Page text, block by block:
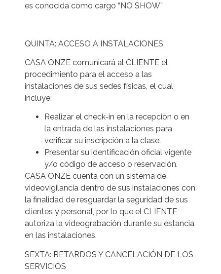
es conocida como cargo “NO SHOW”
QUINTA: ACCESO A INSTALACIONES
CASA ONZE comunicará al CLIENTE el
procedimiento para el acceso a las
instalaciones de sus sedes físicas, el cual
incluye:
Realizar el check-in en la recepción o en
la entrada de las instalaciones para
verificar su inscripción a la clase.
Presentar su identificación oficial vigente
y/o código de acceso o reservación.
CASA ONZE cuenta con un sistema de
videovigilancia dentro de sus instalaciones con
la finalidad de resguardar la seguridad de sus
clientes y personal, por lo que el CLIENTE
autoriza la videograbación durante su estancia
en las instalaciones.
SEXTA: RETARDOS Y CANCELACIÓN DE LOS
SERVICIOS